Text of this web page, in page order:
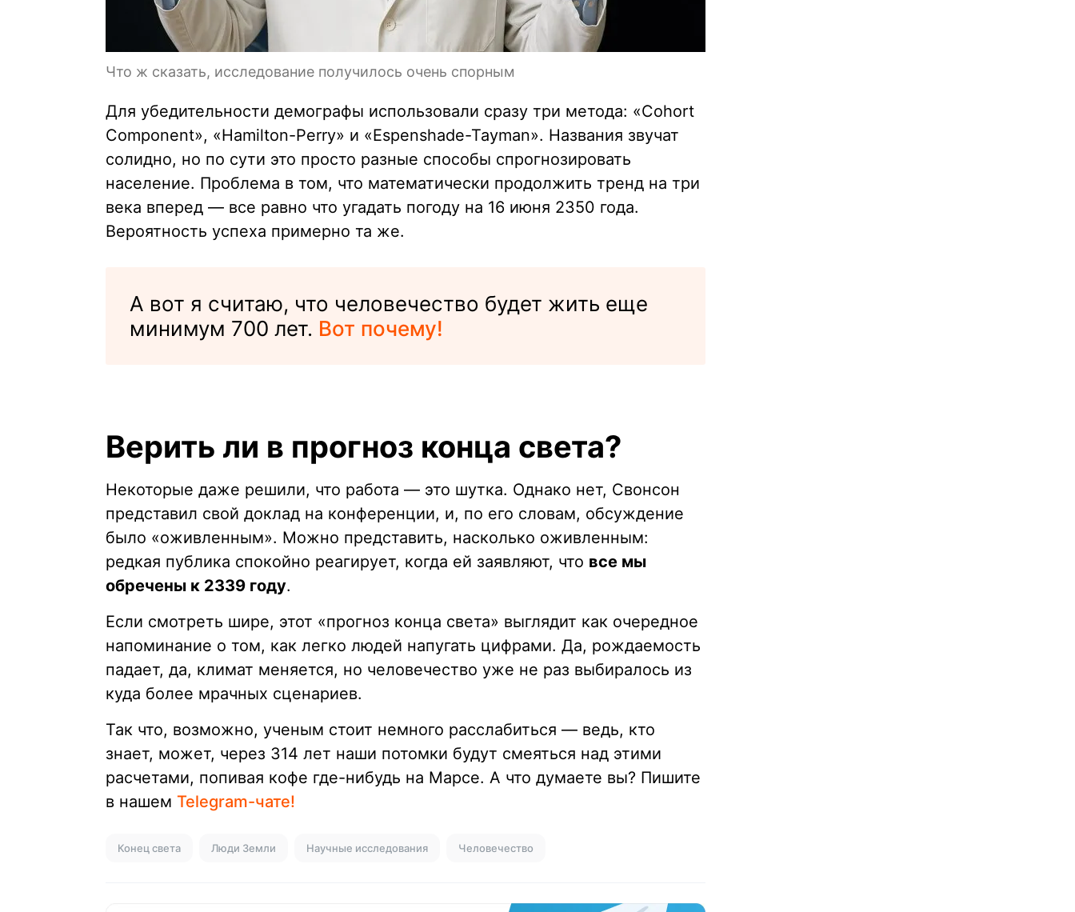
Что ж сказать, исследование получилось очень спорным
Для убедительности демографы использовали сразу три метода: «Cohort
Component», «Hamilton-Perry» и «Espenshade-Tayman». Названия звучат
солидно, но по сути это просто разные способы спрогнозировать
население. Проблема в том, что математически продолжить тренд на три
века вперед — все равно что угадать погоду на 16 июня 2350 года.
Вероятность успеха примерно та же.
А вот я считаю, что человечество будет жить еще
минимум 700 лет. Вот почему!
Верить ли в прогноз конца света?
Некоторые даже решили, что работа — это шутка. Однако нет, Свонсон
представил свой доклад на конференции, и, по его словам, обсуждение
было «оживленным». Можно представить, насколько оживленным:
редкая публика спокойно реагирует, когда ей заявляют, что все мы
обречены к 2339 году.
Если смотреть шире, этот «прогноз конца света» выглядит как очередное
напоминание о том, как легко людей напугать цифрами. Да, рождаемость
падает, да, климат меняется, но человечество уже не раз выбиралось из
куда более мрачных сценариев.
Так что, возможно, ученым стоит немного расслабиться — ведь, кто
знает, может, через 314 лет наши потомки будут смеяться над этими
расчетами, попивая кофе где-нибудь на Марсе. А что думаете вы? Пишите
в нашем Telegram-чате!
Конец света Люди Земли Научные исследования Человечество